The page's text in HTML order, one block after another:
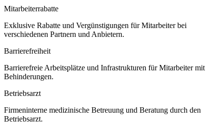
Mitarbeiterrabatte
Exklusive Rabatte und Vergünstigungen für Mitarbeiter bei
verschiedenen Partnern und Anbietern.
Barrierefreiheit
Barrierefreie Arbeitsplätze und Infrastrukturen für Mitarbeiter mit
Behinderungen.
Betriebsarzt
Firmeninterne medizinische Betreuung und Beratung durch den
Betriebsarzt.